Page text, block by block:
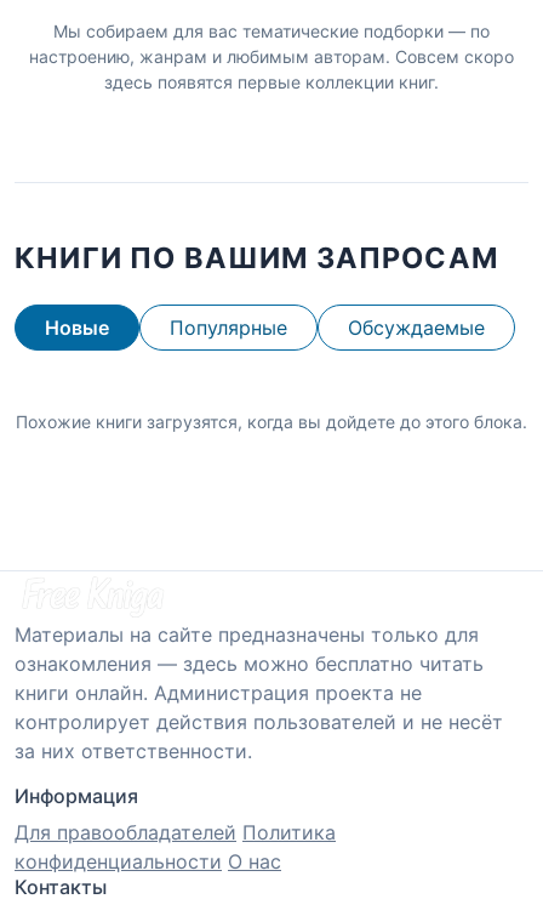
Мы собираем для вас тематические подборки — по
настроению, жанрам и любимым авторам. Совсем скоро
здесь появятся первые коллекции книг.
КНИГИ ПО ВАШИМ ЗАПРОСАМ
Новые Популярные Обсуждаемые
Похожие книги загрузятся, когда вы дойдете до этого блока.
Материалы на сайте предназначены только для
ознакомления — здесь можно бесплатно читать
книги онлайн. Администрация проекта не
контролирует действия пользователей и не несёт
за них ответственности.
Информация
Для правообладателей Политика
конфиденциальности О нас
Контакты